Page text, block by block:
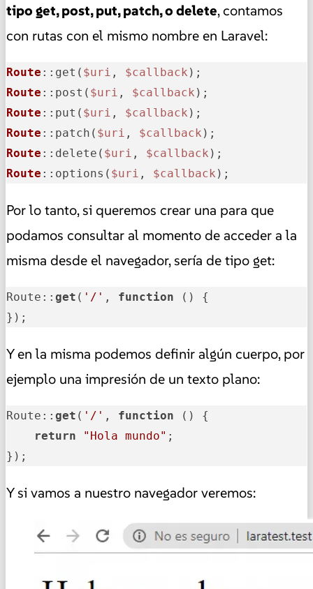
tipo get, post, put, patch, o delete, contamos
con rutas con el mismo nombre en Laravel:
Route ::get( $uri , $callback
Route ::post( $uri , $callback
Route ::put( $uri , $callback
Route ::patch( $uri , $callback
Route ::delete( $uri , $callback
Route ::options( $uri , $callback );
Por lo tanto, si queremos crear una para que
podamos consultar al momento de acceder a la
misma desde el navegador, sería de tipo get:
Route:: get ( '/' , function ()
{
});
Y en la misma podemos definir algún cuerpo, por
ejemplo una impresión de un texto plano:
Route:: get ( '/' , function ()
{
return
"Hola mundo" ;
});
Y si vamos a nuestro navegador veremos: